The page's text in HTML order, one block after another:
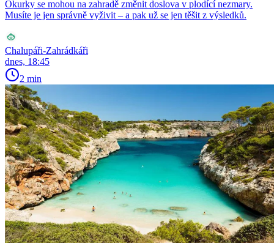
Okurky se mohou na zahradě změnit doslova v plodící nezmary.
Musíte je jen správně vyživit – a pak už se jen těšit z výsledků.
Chalupáři-Zahrádkáři
dnes, 18:45
2 min